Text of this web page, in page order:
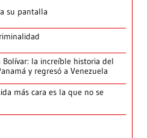
su pantalla​
la increíble historia del
y regresó a Venezuela
más cara es la que no se